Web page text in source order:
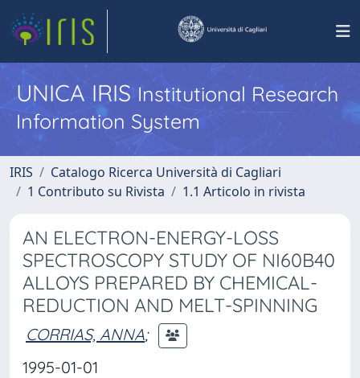
UNICA IRISInstitutional Research
Information System
IRIS
Catalogo Ricerca Università di Cagliari
1 Contributo su Rivista
1.1 Articolo in rivista
AN ELECTRON-ENERGY-LOSS
SPECTROSCOPY STUDY OF NI60B40
ALLOYS PREPARED BY CHEMICAL-
REDUCTION AND MELT-SPINNING
CORRIAS, ANNA;
1995-01-01